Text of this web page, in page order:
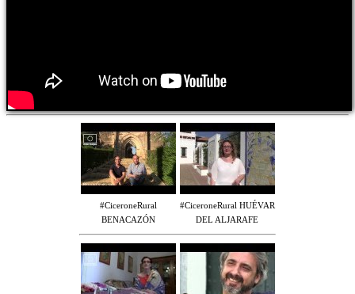
#CiceroneRural
BENACAZÓN
#CiceroneRural HUÉVAR
DEL ALJARAFE